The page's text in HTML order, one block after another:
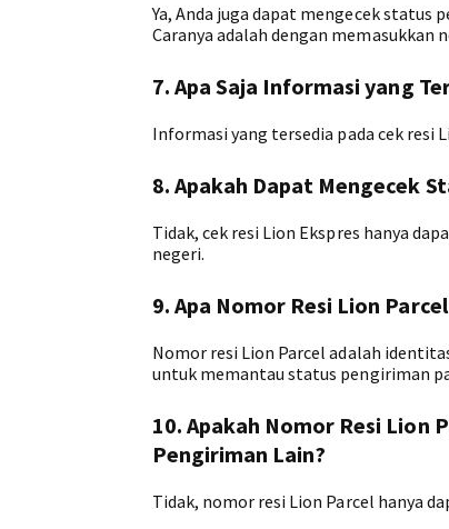
Ya, Anda juga dapat mengecek status
Caranya adalah dengan memasukkan
7. Apa Saja Informasi yang
Informasi yang tersedia pada cek resi
8. Apakah Dapat Mengecek
Tidak, cek resi Lion Ekspres hanya
negeri.
9. Apa Nomor Resi Lion
Nomor resi Lion Parcel adalah
untuk memantau status pengiriman
10. Apakah Nomor Resi Lion
Pengiriman Lain?
Tidak, nomor resi Lion Parcel hanya